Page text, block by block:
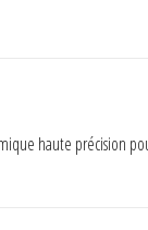
haute précision